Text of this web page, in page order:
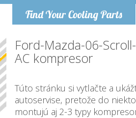
Find Your Cooling Parts
Ford-Mazda-06-
AC kompresor
Túto stránku si vytlačte a
autoservise, pretože do
montujú aj 2-3 typy